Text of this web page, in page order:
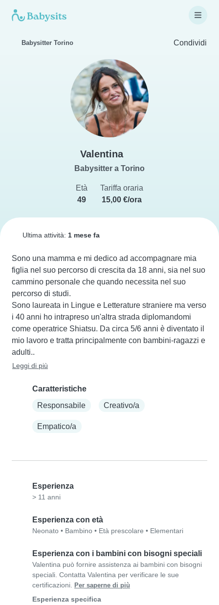
Babysitter Torino Condividi
Valentina
Babysitter a Torino
Età
49
Tariffa oraria
15,00 €/ora
Ultima attività: 1 mese fa
Sono una mamma e mi dedico ad accompagnare mia
figlia nel suo percorso di crescita da 18 anni, sia nel suo
cammino personale che quando necessita nel suo
percorso di studi.
Sono laureata in Lingue e Letterature straniere ma verso
i 40 anni ho intrapreso un'altra strada diplomandomi
come operatrice Shiatsu. Da circa 5/6 anni è diventato il
mio lavoro e tratta principalmente con bambini-ragazzi e
adulti..
Leggi di più
Caratteristiche
Responsabile
Creativo/a
Empatico/a
Esperienza
> 11 anni
Esperienza con età
Neonato • Bambino • Età prescolare • Elementari
Esperienza con i bambini con bisogni speciali
Valentina può fornire assistenza ai bambini con bisogni
speciali. Contatta Valentina per verificare le sue
certificazioni. Per saperne di più
Esperienza specifica